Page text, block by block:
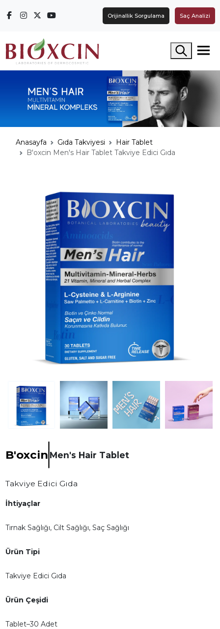
Orijinallik Sorgulama Saç Analizi
Arama yap
Anasayfa Gıda Takviyesi
Hair Tablet
B'oxcin Men's Hair Tablet Takviye Edici Gıda
B'oxcin Men's Hair Tablet
Takviye Edici Gıda
İhtiyaçlar
Tırnak Sağlığı, Cilt Sağlığı, Saç Sağlığı
Ürün Tipi
Takviye Edici Gıda
Ürün Çeşidi
Tablet–30 Adet